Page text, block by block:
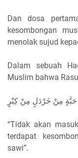
Dan dosa
kesombongan
menolak sujud
Dalam sebuah
Muslim bahwa
“Tidak akan
terdapat
sawi”.